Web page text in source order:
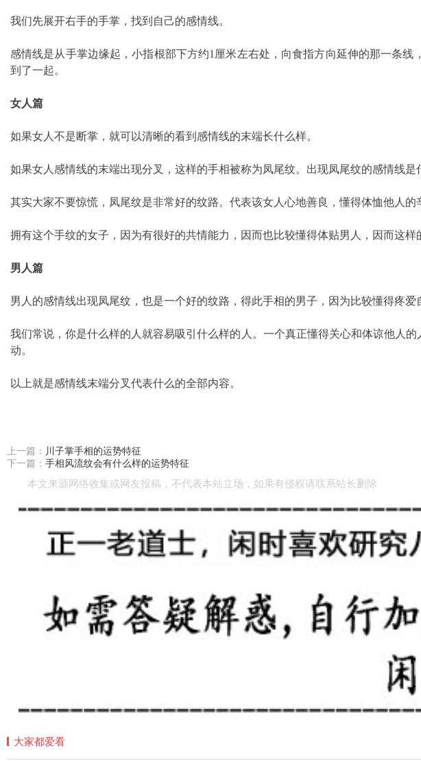
我们先展开右手的手掌，找到自己的感情线。
感情线是从手掌边缘起，小指根部下方约1厘米左右处，向食指方向延伸的那一条
到了一起。
女人篇
如果女人不是断掌，就可以清晰的看到感情线的末端长什么样。
如果女人感情线的末端出现分叉，这样的手相被称为凤尾纹。出现凤尾纹的感情线是
其实大家不要惊慌，凤尾纹是非常好的纹路。代表该女人心地善良，懂得体恤他人的
拥有这个手纹的女子，因为有很好的共情能力，因而也比较懂得体贴男人，因而这
男人篇
男人的感情线出现凤尾纹，也是一个好的纹路，得此手相的男子，因为比较懂得疼
我们常说，你是什么样的人就容易吸引什么样的人。一个真正懂得关心和体谅他人
动。
以上就是感情线末端分叉代表什么的全部内容。
上一篇： 川子掌手相的运势特征
下一篇： 手相风流纹会有什么样的运势特征
本文来源网络收集或网友投稿，不代表本站立场，如果有侵权请联系站长删除
大家都爱看